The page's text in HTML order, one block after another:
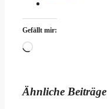
Gefällt mir:
Wird
Ähnliche Beiträge